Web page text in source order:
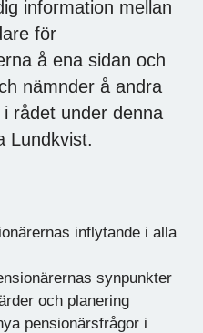
information mellan
för
å ena sidan och
nämnder å andra
rådet under denna
Lundkvist.
inflytande i alla
synpunkter
och planering
pensionärsfrågor i